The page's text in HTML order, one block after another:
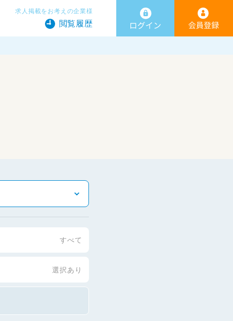
求人掲載をお考えの企業様
閲覧履歴
すべて
選択あり